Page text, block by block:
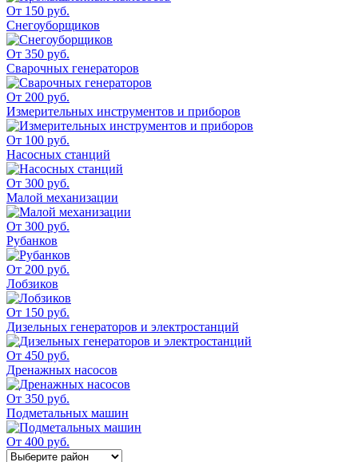
От 150 руб.
Снегоуборщиков
От 350 руб.
Сварочных генераторов
От 200 руб.
Измерительных инструментов и приборов
От 100 руб.
Насосных станций
От 300 руб.
Малой механизации
От 300 руб.
Рубанков
От 200 руб.
Лобзиков
От 150 руб.
Дизельных генераторов и электростанций
От 450 руб.
Дренажных насосов
От 350 руб.
Подметальных машин
От 400 руб.